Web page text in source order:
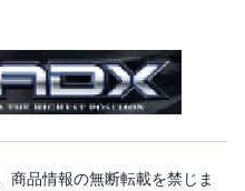
商品情報の無断転載を禁じま